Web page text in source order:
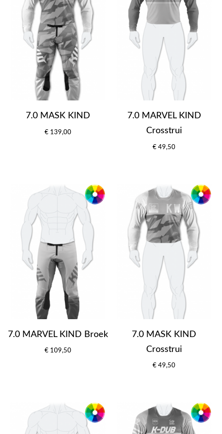
7.0 MASK KIND
€ 139,00
7.0 MARVEL KIND
Crosstrui
€ 49,50
7.0 MARVEL KIND Broek
€ 109,50
7.0 MASK KIND
Crosstrui
€ 49,50